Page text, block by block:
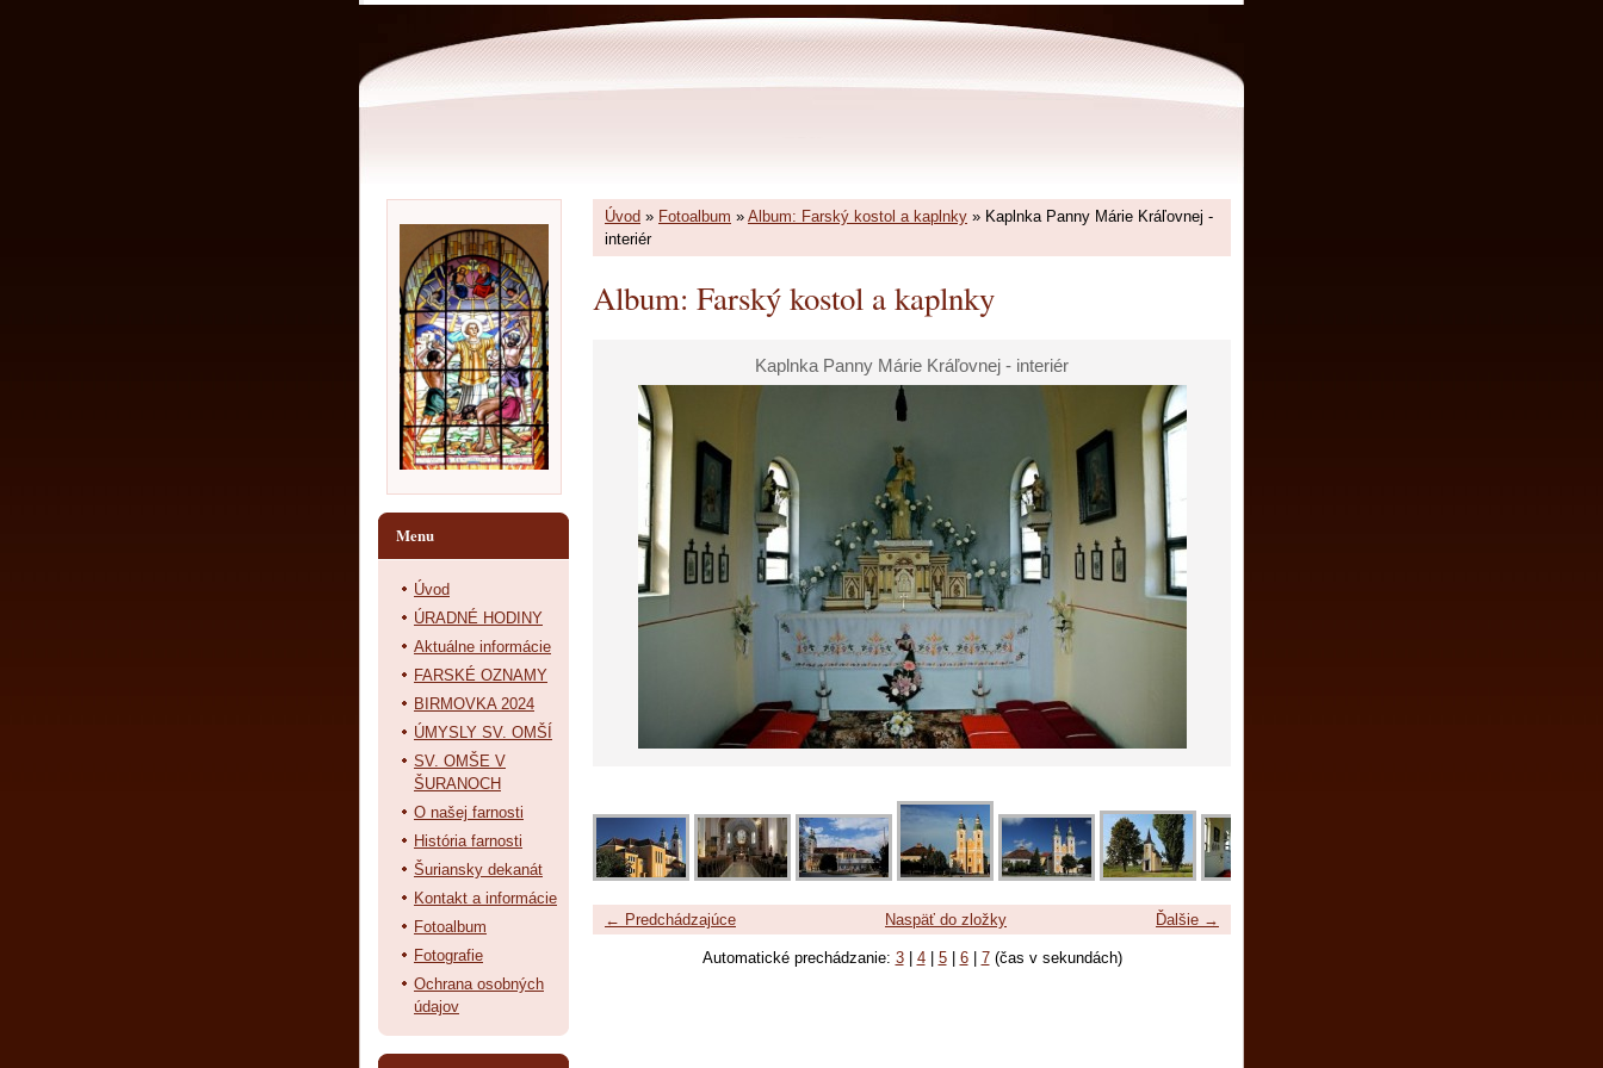
Úvod » Fotoalbum » Album: Farský kostol a kaplnky » Kaplnka Panny Márie Kráľovnej -
interiér
Album: Farský kostol a kaplnky
Kaplnka Panny Márie Kráľovnej - interiér
← Predchádzajúce Ďalšie →
Naspäť do zložky
Automatické prechádzanie: 3| 4| 5| 6| 7(čas v sekundách)
Menu
Úvod
ÚRADNÉ HODINY
Aktuálne informácie
FARSKÉ OZNAMY
BIRMOVKA 2024
ÚMYSLY SV. OMŠÍ
SV. OMŠE V
ŠURANOCH
O našej farnosti
História farnosti
Šuriansky dekanát
Kontakt a informácie
Fotoalbum
Fotografie
Ochrana osobných
údajov